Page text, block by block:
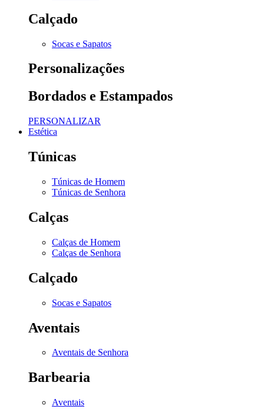
Calçado
Socas e Sapatos
Personalizações
Bordados e Estampados
PERSONALIZAR
Estética
Túnicas
Túnicas de Homem
Túnicas de Senhora
Calças
Calças de Homem
Calças de Senhora
Calçado
Socas e Sapatos
Aventais
Aventais de Senhora
Barbearia
Aventais